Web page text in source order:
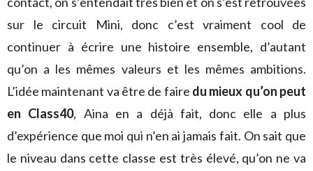
sur le circuit Mini, donc c’est vraiment cool de
continuer à écrire une histoire ensemble, d’autant
qu’on a les mêmes valeurs et les mêmes ambitions.
L’idée maintenant va être de faire du mieux qu’on peut
en Class40, Aina en a déjà fait, donc elle a plus
d’expérience que moi qui n’en ai jamais fait. On sait que
le niveau dans cette classe est très élevé, qu’on ne va